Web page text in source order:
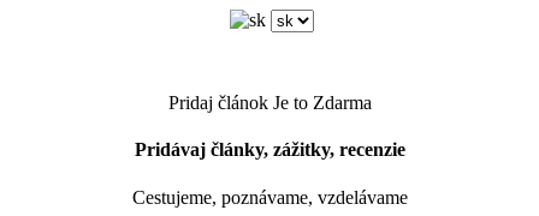
Pridaj článok Je to Zdarma
Pridávaj články, zážitky, recenzie
Cestujeme, poznávame, vzdelávame